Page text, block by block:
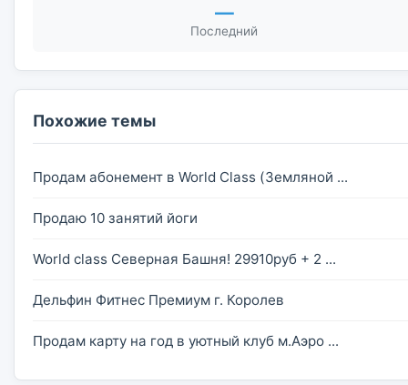
—
Последний
Похожие темы
Продам абонемент в World Class (Земляной ...
Продаю 10 занятий йоги
World class Северная Башня! 29910руб + 2 ...
Дельфин Фитнес Премиум г. Королев
Продам карту на год в уютный клуб м.Аэро ...